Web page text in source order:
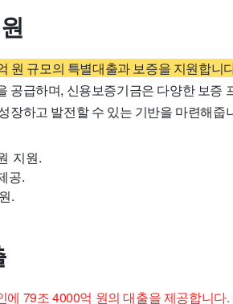
원 규모의 특별대출과 보증을 지원합니
공급하며, 신용보증기금은 다양한 보증
장하고 발전할 수 있는 기반을 마련해줍
지원.
공.
.
79조 4000억 원의 대출을 제공합니다.